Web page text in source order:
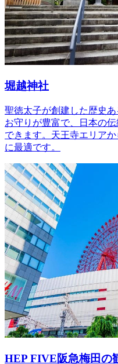
堀越神社
聖徳太子が創建した歴史
お守りが豊富で、日本の
できます。天王寺エリア
に最適です。
HEP FIVE阪急梅田の